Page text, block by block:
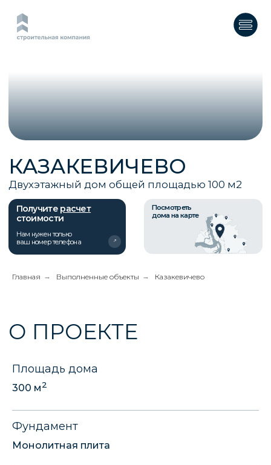
КАЗАКЕВИЧЕВО
Двухэтажный дом общей площадью 100 м2
Нам нужен только
ваш номер телефона
Главная → Выполненные объекты → Казакевичево
О ПРОЕКТЕ
Площадь дома
300 м2
Фундамент
Монолитная плита